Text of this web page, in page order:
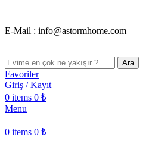
E-Mail : info@astormhome.com
Ara
Favoriler
Giriş / Kayıt
0 items 0 ₺
Menu
0 items 0 ₺